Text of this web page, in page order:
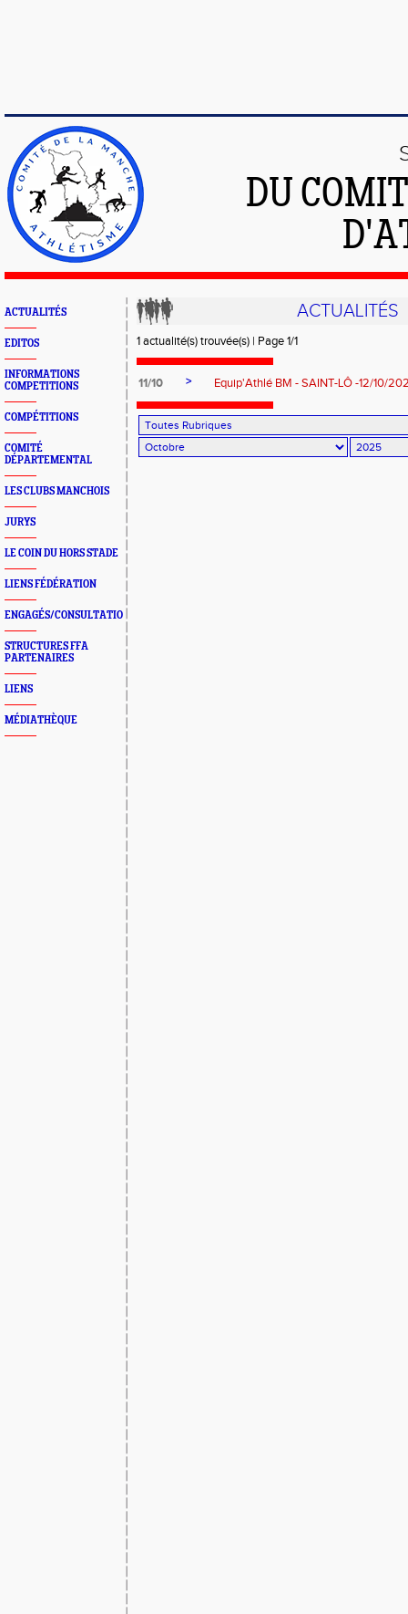
DU
ACTUALITÉS
EDITOS
INFORMATIONS
COMPETITIONS
COMPÉTITIONS
COMITÉ
DÉPARTEMENTAL
LES CLUBS MANCHOIS
JURYS
LE COIN DU HORS STADE
LIENS FÉDÉRATION
ENGAGÉS/CONSULTATION
STRUCTURES FFA
PARTENAIRES
LIENS
MÉDIATHÈQUE
ACTUALITÉS
1 actualité(s) trouvée(s) | Page 1/1
11/10 > Equip'Athlé BM - SAINT-LÔ -12/10/